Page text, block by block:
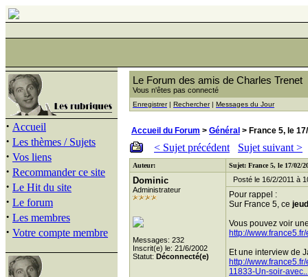
· Accueil
· Les thèmes / Sujets
· Vos liens
· Recommander ce site
· Le Hit du site
· Le forum
· Les membres
· Votre compte membre
Le Forum des amis de Charles Trenet
Vous n'êtes pas connecté
Enregistrer| Rechercher| Messages du Jour
Accueil du Forum > Général > France 5, le
< Sujet précédent Sujet suivant >
Auteur: Sujet: France 5, le 17/02/
Dominic
Administrateur
Messages: 232
Inscrit(e) le: 21/6/2002
Statut: Déconnecté(e)
Posté le 16/2/2011 à
Pour rappel :
Sur France 5, ce
Vous pouvez voir
http://
Et une interview de
http://
11833-Un-soir-